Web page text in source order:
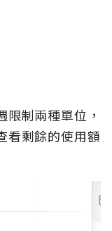
制兩種單位，
看剩餘的使用額